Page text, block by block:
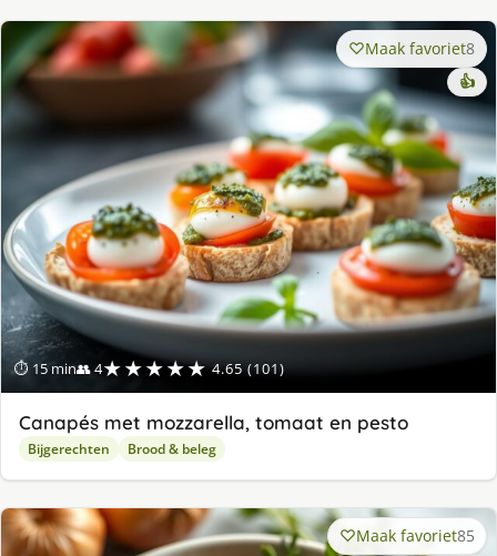
⏱ 15 min👥 4★★★★★ 4.65 (101)
Maak favoriet8
👍
Canapés met mozzarella, tomaat en pesto
Bijgerechten Brood & beleg
Maak favoriet85